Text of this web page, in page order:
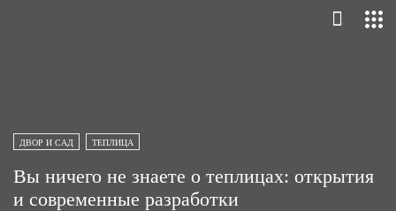
ДВОР И САД ТЕПЛИЦА
Вы ничего не знаете о теплицах: открытия
и современные разработки